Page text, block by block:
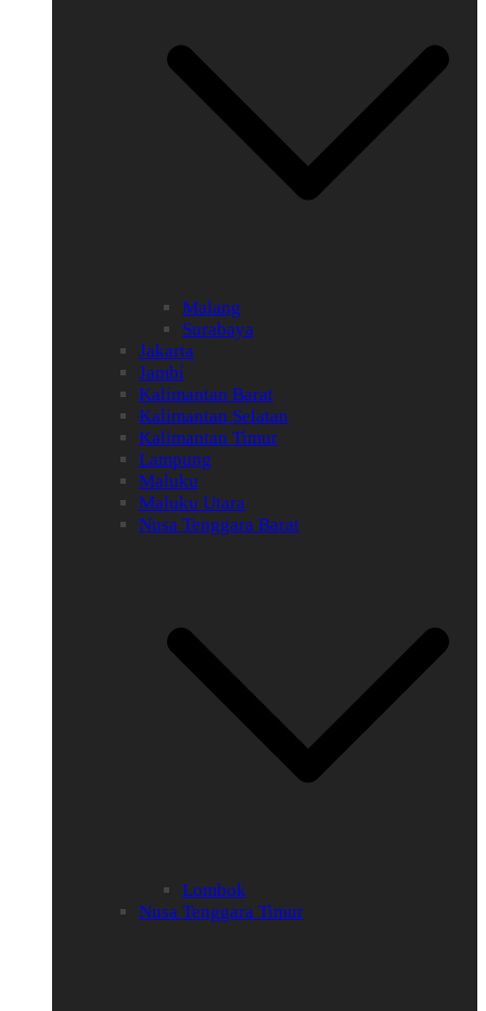
Malang
Surabaya
Jakarta
Jambi
Kalimantan Barat
Kalimantan Selatan
Kalimantan Timur
Lampung
Maluku
Maluku Utara
Nusa Tenggara Barat
Lombok
Nusa Tenggara Timur